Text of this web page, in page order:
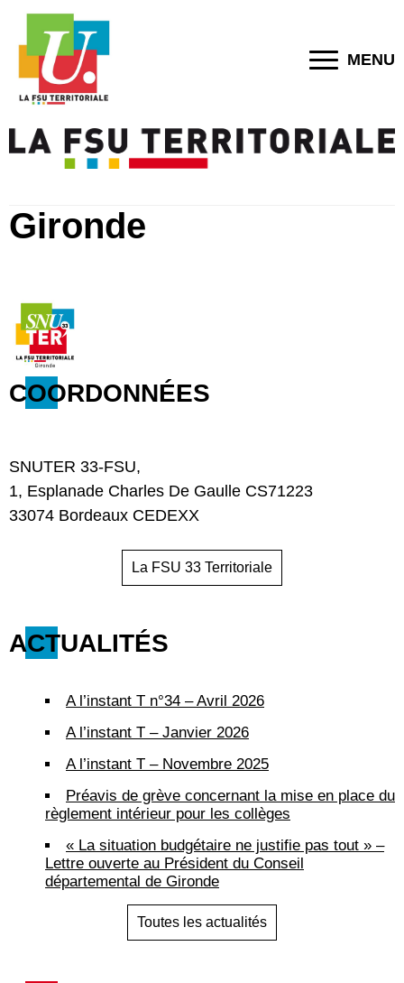
MENU
Gironde
COORDONNÉES
SNUTER 33-FSU,
1, Esplanade Charles De Gaulle CS71223
33074 Bordeaux CEDEXX
La FSU 33 Territoriale
ACTUALITÉS
A l’instant T n°34 – Avril 2026
A l’instant T – Janvier 2026
A l’instant T – Novembre 2025
Préavis de grève concernant la mise en place du
règlement intérieur pour les collèges
« La situation budgétaire ne justifie pas tout » –
Lettre ouverte au Président du Conseil
départemental de Gironde
Toutes les actualités